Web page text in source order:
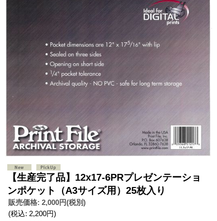
【生産完了品】12x17-6PRプレゼンテーショ
ンポケット（A3サイズ用）25枚入り
販売価格: 2,000円(税別)
(税込: 2,200円)